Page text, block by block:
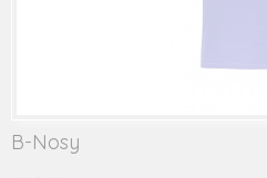
B-Nosy